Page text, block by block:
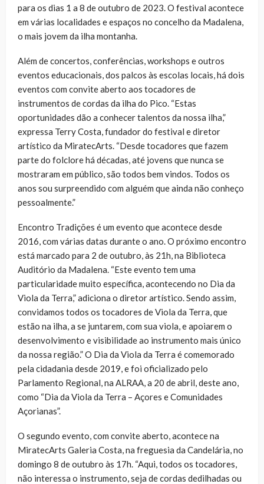
para os dias 1 a 8 de outubro de 2023. O festival acontece
em várias localidades e espaços no concelho da Madalena,
o mais jovem da ilha montanha.
Além de concertos, conferências, workshops e outros
eventos educacionais, dos palcos às escolas locais, há dois
eventos com convite aberto aos tocadores de
instrumentos de cordas da ilha do Pico. “Estas
oportunidades dão a conhecer talentos da nossa ilha,”
expressa Terry Costa, fundador do festival e diretor
artístico da MiratecArts. “Desde tocadores que fazem
parte do folclore há décadas, até jovens que nunca se
mostraram em público, são todos bem vindos. Todos os
anos sou surpreendido com alguém que ainda não conheço
pessoalmente.”
Encontro Tradições é um evento que acontece desde
2016, com várias datas durante o ano. O próximo encontro
está marcado para 2 de outubro, às 21h, na Biblioteca
Auditório da Madalena. “Este evento tem uma
particularidade muito específica, acontecendo no Dia da
Viola da Terra,” adiciona o diretor artístico. Sendo assim,
convidamos todos os tocadores de Viola da Terra, que
estão na ilha, a se juntarem, com sua viola, e apoiarem o
desenvolvimento e visibilidade ao instrumento mais único
da nossa região.” O Dia da Viola da Terra é comemorado
pela cidadania desde 2019, e foi oficializado pelo
Parlamento Regional, na ALRAA, a 20 de abril, deste ano,
como “Dia da Viola da Terra – Açores e Comunidades
Açorianas”.
O segundo evento, com convite aberto, acontece na
MiratecArts Galeria Costa, na freguesia da Candelária, no
domingo 8 de outubro às 17h. “Aqui, todos os tocadores,
não interessa o instrumento, seja de cordas dedilhadas ou